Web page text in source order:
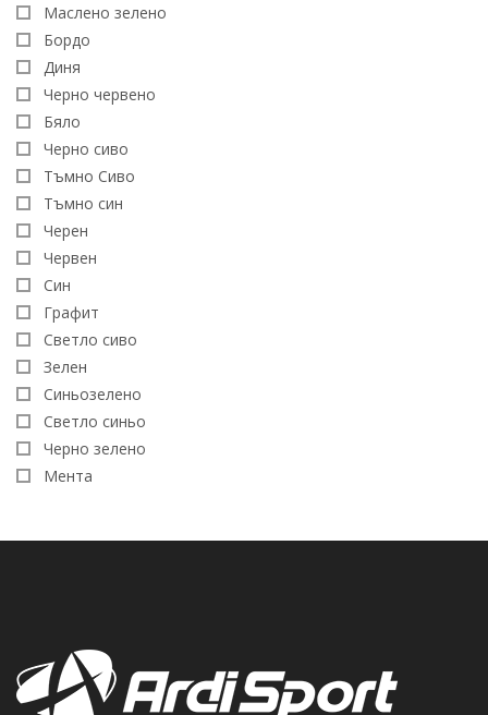
Маслено зелено
Бордо
Диня
Черно червено
Бяло
Черно сиво
Тъмно Сиво
Тъмно син
Черен
Червен
Син
Графит
Светло сиво
Зелен
Синьозеленo
Светло синьо
Черно зелено
Мента